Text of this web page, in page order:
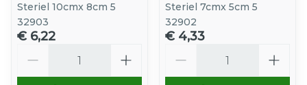
Steriel 10cmx 8cm 5
32903
€ 6,22
Steriel 7cmx 5cm 5
32902
€ 4,33